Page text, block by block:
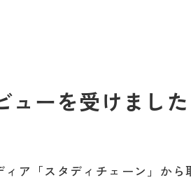
ーを受けました
ア「スタディチェーン」から